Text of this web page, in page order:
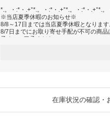
*.。・:*・.+°*.。・:*・.+°*.。・:*・.+°*.。
※当店夏季休暇のお知らせ※
8/8～17日までは当店夏季休暇となります
8/7日までにお取り寄せ手配が不可の商品
予め、ご了承ください。
◆バイマ規定により、ご注文後のキャン
◆商品初期不良の発見、ショップ手配遅
を頂きますので、予め、ご了承ください
在庫状況の確認・